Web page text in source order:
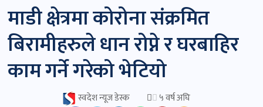
(स्थानीय)
खबर
पोष्ट
माडी क्षेत्रमा कोरोना संक्रमित
बिरामीहरुले धान रोप्ने र घरबाहिर
काम गर्ने गरेको भेटियो
स्वदेश न्यूज डेस्क ५ वर्ष अघि